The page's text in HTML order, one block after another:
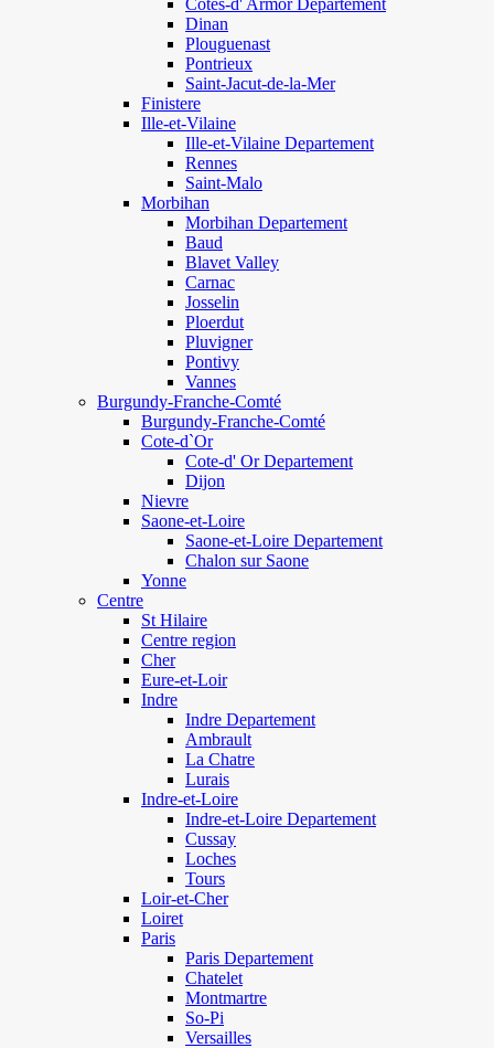
Cotes-d' Armor Departement
Dinan
Plouguenast
Pontrieux
Saint-Jacut-de-la-Mer
Finistere
Ille-et-Vilaine
Ille-et-Vilaine Departement
Rennes
Saint-Malo
Morbihan
Morbihan Departement
Baud
Blavet Valley
Carnac
Josselin
Ploerdut
Pluvigner
Pontivy
Vannes
Burgundy-Franche-Comté
Burgundy-Franche-Comté
Cote-d`Or
Cote-d' Or Departement
Dijon
Nievre
Saone-et-Loire
Saone-et-Loire Departement
Chalon sur Saone
Yonne
Centre
St Hilaire
Centre region
Cher
Eure-et-Loir
Indre
Indre Departement
Ambrault
La Chatre
Lurais
Indre-et-Loire
Indre-et-Loire Departement
Cussay
Loches
Tours
Loir-et-Cher
Loiret
Paris
Paris Departement
Chatelet
Montmartre
So-Pi
Versailles